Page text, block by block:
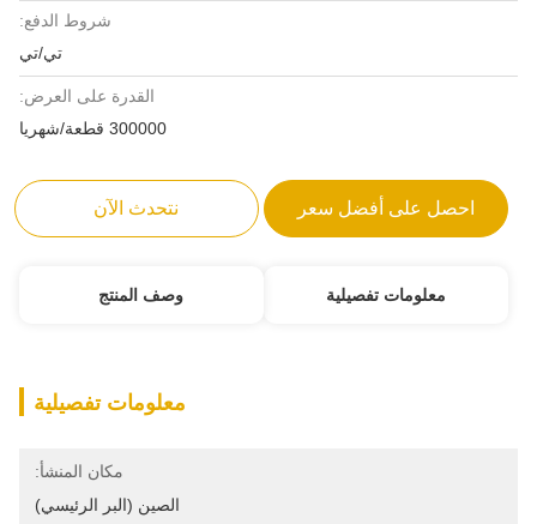
شروط الدفع:
تي/تي
القدرة على العرض:
300000 قطعة/شهريا
احصل على أفضل سعر نتحدث الآن
معلومات تفصيلية وصف المنتج
معلومات تفصيلية
مكان المنشأ:
الصين (البر الرئيسي)